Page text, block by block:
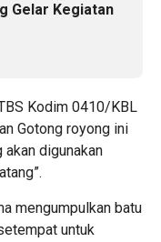
Gelar Kegiatan
Kodim 0410/KBL
Gotong royong ini
akan digunakan
mengumpulkan batu
untuk